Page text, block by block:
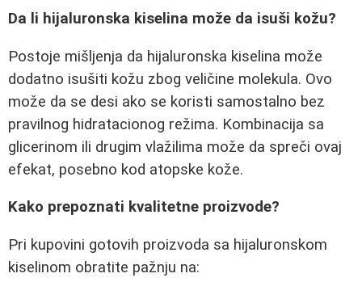
Da li hijaluronska kiselina može da isuši kožu?
Postoje mišljenja da hijaluronska kiselina može
dodatno isušiti kožu zbog veličine molekula. Ovo
može da se desi ako se koristi samostalno bez
pravilnog hidratacionog režima. Kombinacija sa
glicerinom ili drugim vlažilima može da spreči ovaj
efekat, posebno kod atopske kože.
Kako prepoznati kvalitetne proizvode?
Pri kupovini gotovih proizvoda sa hijaluronskom
kiselinom obratite pažnju na: